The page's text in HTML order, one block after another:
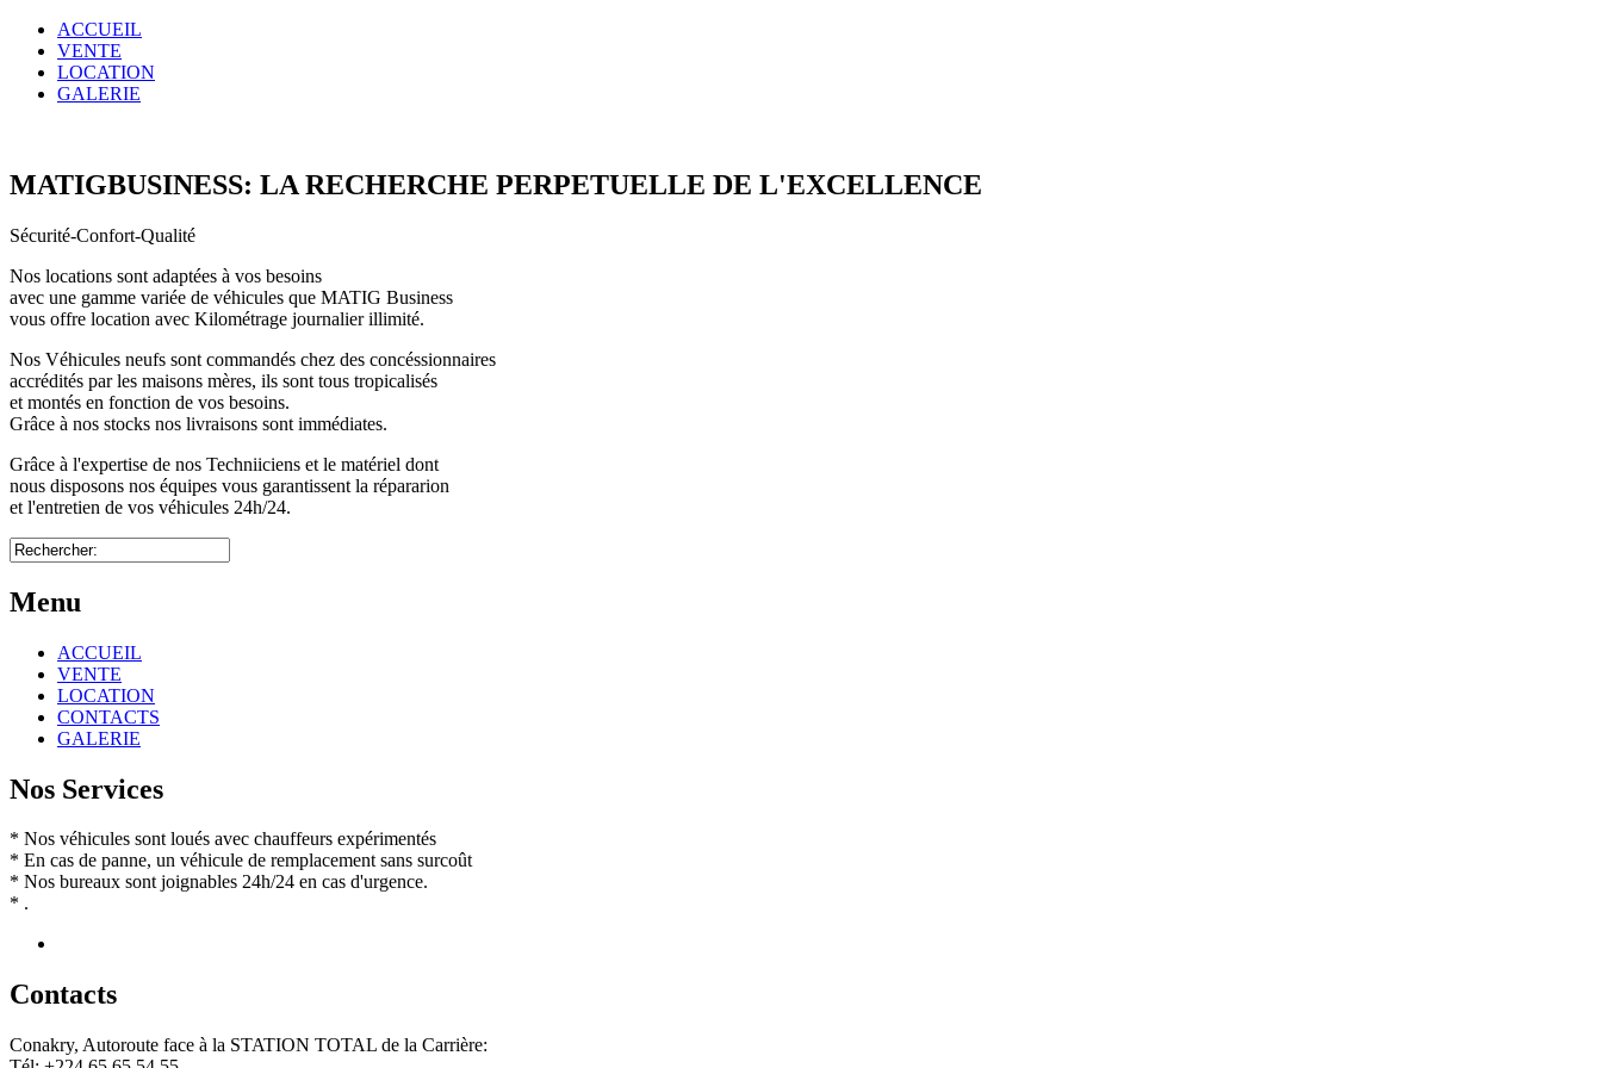
ACCUEIL
VENTE
LOCATION
GALERIE
MATIGBUSINESS: LA RECHERCHE PERPETUELLE DE L'EXCELLENCE
Sécurité-Confort-Qualité
Nos locations sont adaptées à vos besoins
avec une gamme variée de véhicules que MATIG Business
vous offre location avec Kilométrage journalier illimité.
Nos Véhicules neufs sont commandés chez des concéssionnaires
accrédités par les maisons mères, ils sont tous tropicalisés
et montés en fonction de vos besoins.
Grâce à nos stocks nos livraisons sont immédiates.
Grâce à l'expertise de nos Techniiciens et le matériel dont
nous disposons nos équipes vous garantissent la répararion
et l'entretien de vos véhicules 24h/24.
Menu
ACCUEIL
VENTE
LOCATION
CONTACTS
GALERIE
Nos Services
* Nos véhicules sont loués avec chauffeurs expérimentés
* En cas de panne, un véhicule de remplacement sans surcoût
* Nos bureaux sont joignables 24h/24 en cas d'urgence.
* .
Contacts
Conakry, Autoroute face à la STATION TOTAL de la Carrière: